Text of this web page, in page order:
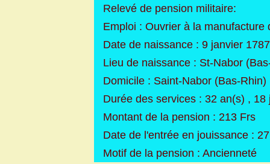
Relevé de pension militaire:
Emploi : Ouvrier à la manufacture
Date de naissance : 9 janvier 1787
Lieu de naissance : St-Nabor
Domicile : Saint-Nabor (Bas-Rhin)
Durée des services : 32 an(s) , 18
Montant de la pension : 213 Frs
Date de l'entrée en jouissance :
Motif de la pension : Ancienneté